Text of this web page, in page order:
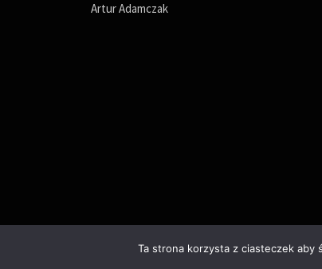
Artur Adamczak
Ta strona korzysta z ciasteczek aby